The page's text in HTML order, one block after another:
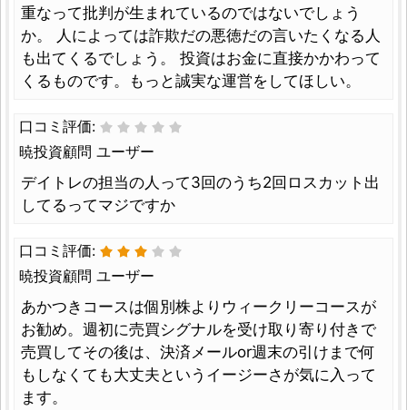
重なって批判が生まれているのではないでしょう
か。 人によっては詐欺だの悪徳だの言いたくなる人
も出てくるでしょう。 投資はお金に直接かかわって
くるものです。もっと誠実な運営をしてほしい。
口コミ評価:
暁投資顧問 ユーザー
デイトレの担当の人って3回のうち2回ロスカット出
してるってマジですか
口コミ評価:
暁投資顧問 ユーザー
あかつきコースは個別株よりウィークリーコースが
お勧め。週初に売買シグナルを受け取り寄り付きで
売買してその後は、決済メールor週末の引けまで何
もしなくても大丈夫というイージーさが気に入って
ます。